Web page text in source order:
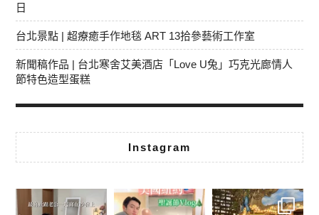
日
台北景點 | 超療癒手作地毯 ART 13拾參藝術工作室
新聞稿作品 | 台北寒舍艾美酒店「Love U兔」巧克光廊情人
節特色造型蛋糕
Instagram